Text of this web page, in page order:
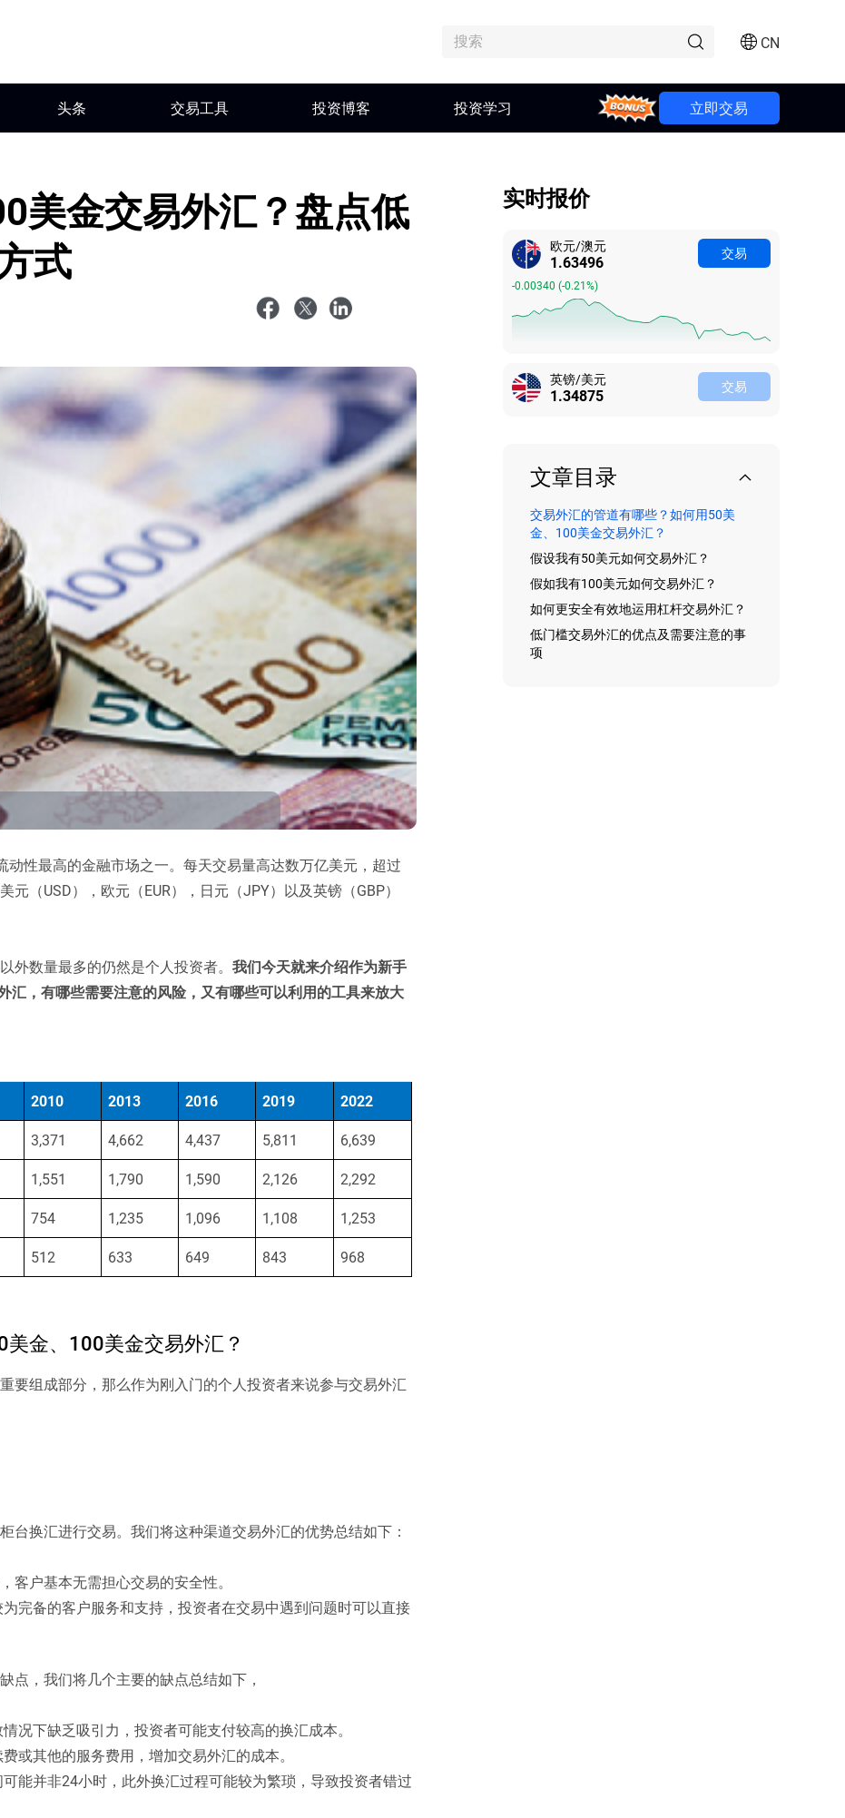
CN
头条 交易工具 投资博客 投资学习 Bonus 立即交易
美金交易外汇？盘点低
式
动性最高的金融市场之一。每天交易量高达数万亿美元，超过
（USD），欧元（EUR），日元（JPY）以及英镑（GBP）
外数量最多的仍然是个人投资者。 我们今天就来介绍作为新手
汇，有哪些需要注意的风险，又有哪些可以利用的工具来放大
2010 2013 2016 2019 2022
3,371 4,662 4,437 5,811 6,639
1,551 1,790 1,590 2,126 2,292
754 1,235 1,096 1,108 1,253
512 633 649 843 968
金、100美金交易外汇？
要组成部分，那么作为刚入门的个人投资者来说参与交易外汇
台换汇进行交易。我们将这种渠道交易外汇的优势总结如下：
客户基本无需担心交易的安全性。
完备的客户服务和支持，投资者在交易中遇到问题时可以直接
点，我们将几个主要的缺点总结如下，
况下缺乏吸引力，投资者可能支付较高的换汇成本。
或其他的服务费用，增加交易外汇的成本。
能并非24小时，此外换汇过程可能较为繁琐，导致投资者错过
实时报价
欧元/澳元
1.63496
-0.00340 (-0.21%)
交易
英镑/美元
1.34875 交易
文章目录
交易外汇的管道有哪些？如何用50美
金、100美金交易外汇？
假设我有50美元如何交易外汇？
假如我有100美元如何交易外汇？
如何更安全有效地运用杠杆交易外汇？
低门槛交易外汇的优点及需要注意的事
项